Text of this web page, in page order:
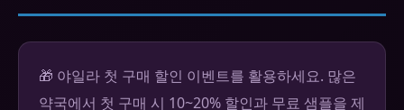
🎁 야일라 첫 구매 할인 이벤트를 활용하세요. 많은
약국에서 첫 구매 시 10~20% 할인과 무료 샘플을 제